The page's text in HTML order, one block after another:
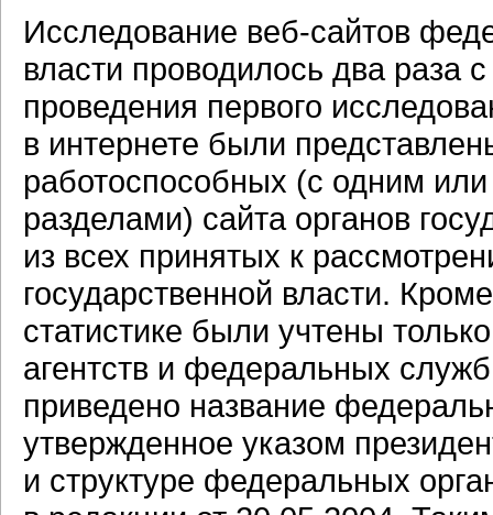
Исследование веб-сайтов
власти проводилось два раза
проведения первого
в интернете были
работоспособных (с одним
разделами) сайта органов
из всех принятых к
государственной власти.
статистике были учтены
агентств и федеральных
приведено название
утвержденное указом
и структуре федеральных